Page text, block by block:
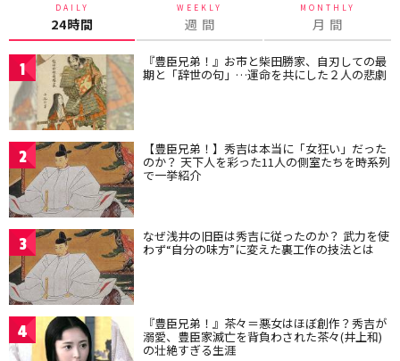
DAILY
24時間
WEEKLY
週 間
MONTHLY
月 間
1 『豊臣兄弟！』お市と柴田勝家、自刃しての最
期と「辞世の句」…運命を共にした２人の悲劇
2 【豊臣兄弟！】秀吉は本当に「女狂い」だった
のか？ 天下人を彩った11人の側室たちを時系列
で一挙紹介
3 なぜ浅井の旧臣は秀吉に従ったのか？ 武力を使
わず“自分の味方”に変えた裏工作の技法とは
4 『豊臣兄弟！』茶々＝悪女はほぼ創作？秀吉が
溺愛、豊臣家滅亡を背負わされた茶々(井上和)
の壮絶すぎる生涯